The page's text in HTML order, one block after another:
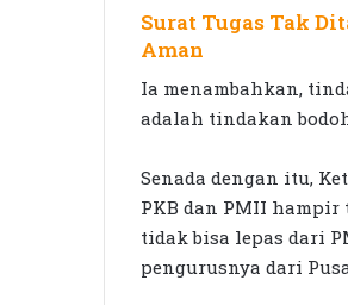
Surat Tugas Tak
Aman
Ia menambahkan,
adalah tindakan
Senada dengan itu,
PKB dan PMII hampir
tidak bisa lepas dari
pengurusnya dari